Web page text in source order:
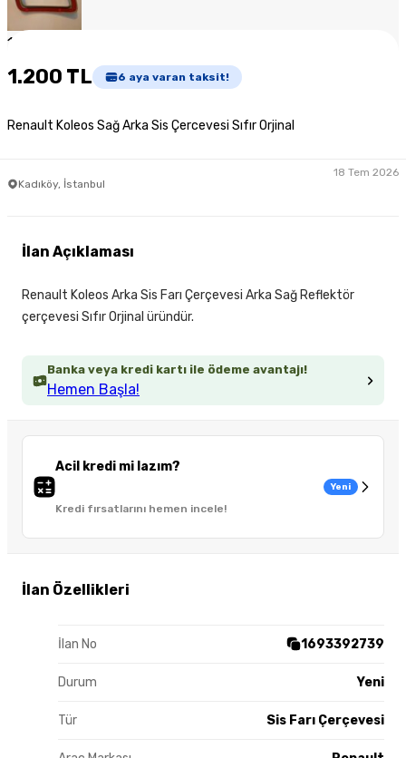
1
1.200 TL 6 aya varan taksit!
Renault Koleos Sağ Arka Sis Çercevesi Sıfır Orjinal
Kadıköy, İstanbul
18 Tem 2026
Banka veya kredi kartı ile ödeme avantajı!
Hemen Başla!
Acil kredi mi lazım?
Kredi fırsatlarını hemen incele!
Yeni
İlan Özellikleri
İlan No 1693392739
Durum Yeni
Tür Sis Farı Çerçevesi
İlan Açıklaması
Renault Koleos Arka Sis Farı Çerçevesi Arka Sağ Reflektör
çerçevesi Sıfır Orjinal üründür.